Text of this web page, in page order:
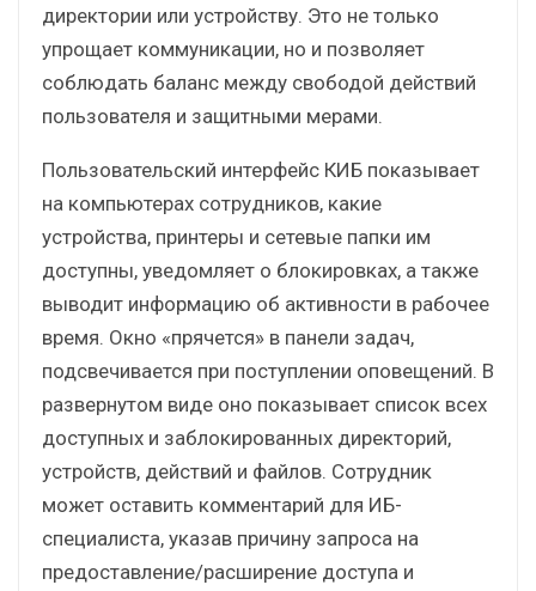
директории или устройству. Это не только
упрощает коммуникации, но и позволяет
соблюдать баланс между свободой действий
пользователя и защитными мерами.
Пользовательский интерфейс КИБ показывает
на компьютерах сотрудников, какие
устройства, принтеры и сетевые папки им
доступны, уведомляет о блокировках, а также
выводит информацию об активности в рабочее
время. Окно «прячется» в панели задач,
подсвечивается при поступлении оповещений. В
развернутом виде оно показывает список всех
доступных и заблокированных директорий,
устройств, действий и файлов. Сотрудник
может оставить комментарий для ИБ-
специалиста, указав причину запроса на
предоставление/расширение доступа и